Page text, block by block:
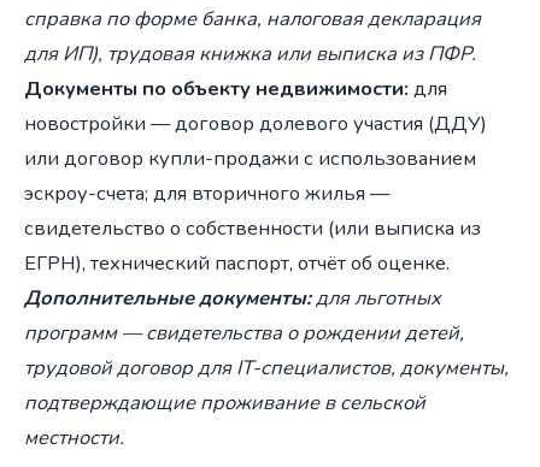
справка по форме банка, налоговая декларация
для ИП), трудовая книжка или выписка из ПФР.
Документы по объекту недвижимости: для
новостройки — договор долевого участия (ДДУ)
или договор купли-продажи с использованием
эскроу-счета; для вторичного жилья —
свидетельство о собственности (или выписка из
ЕГРН), технический паспорт, отчёт об оценке.
Дополнительные документы:для льготных
программ — свидетельства о рождении детей,
трудовой договор для IT-специалистов, документы,
подтверждающие проживание в сельской
местности.